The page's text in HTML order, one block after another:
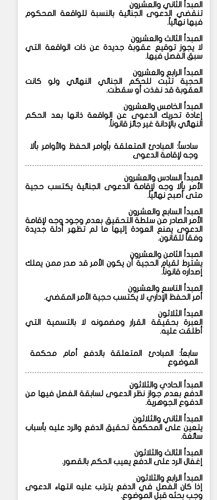
المبدأ الثاني والعشرون
تنقضي الدعوى الجنائية بالنسبة للواقعة المحكوم
فيها نهائياً.
المبدأ الثالث والعشرون
لا يجوز توقيع عقوبة جديدة عن ذات الواقعة التي
سبق الفصل فيها.
المبدأ الرابع والعشرون
الحجية تثبت للحكم الجنائي النهائي ولو كانت
العقوبة قد نفذت أو سقطت.
المبدأ الخامس والعشرون
إعادة تحريك الدعوى عن الواقعة ذاتها بعد الحكم
النهائي بالإدانة غير جائز قانوناً.
سادساً: المبادئ المتعلقة بأوامر الحفظ والأوامر بألا
وجه لإقامة الدعوى
المبدأ السادس والعشرون
الأمر بألا وجه لإقامة الدعوى الجنائية يكتسب حجية
متى أصبح نهائياً.
المبدأ السابع والعشرون
الأمر الصادر من سلطة التحقيق بعدم وجود وجه لإقامة
الدعوى يمنع العودة إليها ما لم تظهر أدلة جديدة
وفقاً للقانون.
المبدأ الثامن والعشرون
يشترط لقيام الحجية أن يكون الأمر قد صدر ممن يملك
إصداره قانوناً.
المبدأ التاسع والعشرون
أمر الحفظ الإداري لا يكتسب حجية الأمر المقضي.
المبدأ الثلاثون
العبرة بحقيقة القرار ومضمونه لا بالتسمية التي
أطلقت عليه.
سابعاً: المبادئ المتعلقة بالدفع أمام محكمة
الموضوع
المبدأ الحادي والثلاثون
الدفع بعدم جواز نظر الدعوى لسابقة الفصل فيها من
الدفوع الجوهرية.
المبدأ الثاني والثلاثون
يتعين على المحكمة تحقيق الدفع والرد عليه بأسباب
سائغة.
المبدأ الثالث والثلاثون
إغفال الرد على الدفع يعيب الحكم بالقصور.
المبدأ الرابع والثلاثون
إذا كان الفصل في الدفع يترتب عليه انتهاء الدعوى
وجب بحثه قبل الموضوع.